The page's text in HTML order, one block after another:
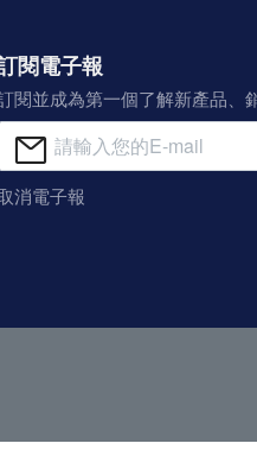
閱電子報
閱並成為第一個了解新產品、
消電子報